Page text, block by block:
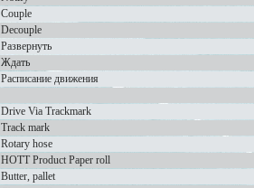
Couple
Decouple
Развернуть
Ждать
Расписание движения
Drive Via Trackmark
Track mark
Rotary hose
HOTT Product Paper roll
Butter, pallet